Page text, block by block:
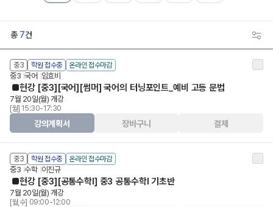
총 7건
중3 학원 접수중 온라인 접수마감
중3 국어 임효비
■현강 [중3][국어][썸머] 국어의 터닝포인트_예비 고등 문법
7월 20일(월) 개강
[월] 15:30-17:30
강의계획서 장바구니 결제
중3 학원 접수중 온라인 접수마감
중3 수학 이진규
■현강 [중3][공통수학Ⅰ] 중3 공통수학Ⅰ 기초반
7월 20일(월) 개강
[월,수] 09:00-12:00